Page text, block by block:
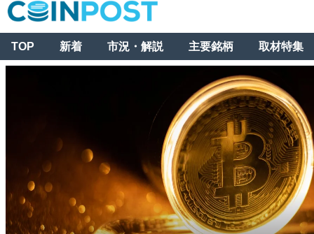
TOP 新着 市況・解説 主要銘柄 取材特集